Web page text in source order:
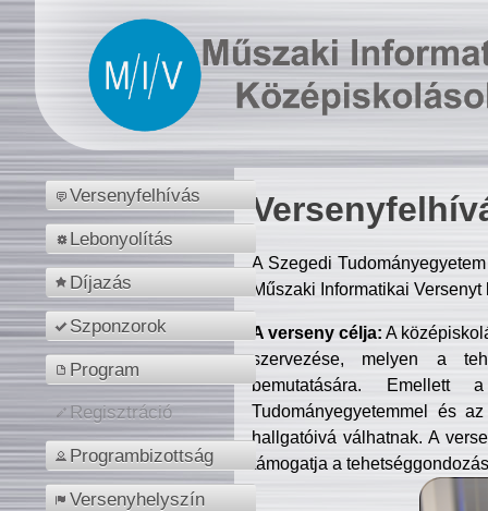
Versenyfelhívás
Lebonyolítás
Díjazás
Szponzorok
Program
Regisztráció
Programbizottság
Versenyhelyszín
A Szegedi
Műszaki Informatikai
A verseny célja: A
szervezése, melyen a
bemutatására. Emellett
Tudományegyetemmel és
hallgatóivá válhatnak. A
támogatja a